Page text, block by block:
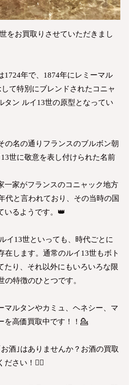
をお買取りさせていただきまし
1724年で、1874年にレミーマル
て特別にブレンドされたコニャ
タン ルイ13世の原型となってい
の名の通りフランスのブルボン朝
世に敬意を表し付けられた名前
一家がフランスのコニャック地方
代と言われており、その当時の国
いるようです。👑
イ13世といっても、時代ごとに
在します。通常のルイ13世もボト
たり、それ以外にもいろいろな限
の特徴のひとつです。
マルタンやカミュ、ヘネシー、マ
を高価買取中です！！💁
酒｣はありませんか？お酒の買取
ださい！🙆‍♀️